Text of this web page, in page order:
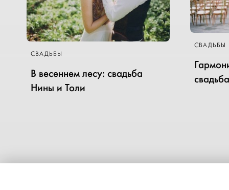
СВАДЬБЫ
СВАДЬБЫ
В весеннем лесу: свадьба
Нины и Толи